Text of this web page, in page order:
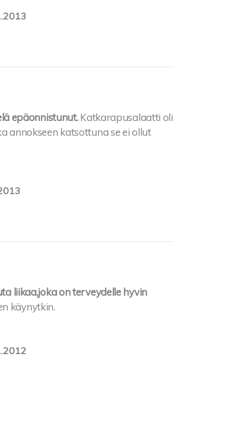
epäonnistunut. Katkarapusalaatti oli
annokseen katsottuna se ei ollut
liikaa,joka on terveydelle hyvin
käynytkin.